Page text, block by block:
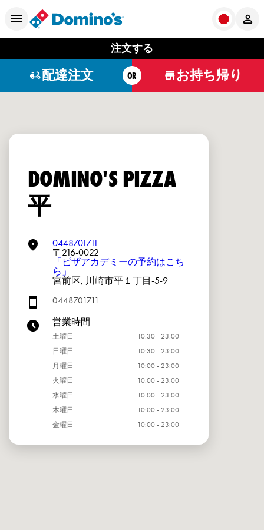
注文する
配達注文 OR お持ち帰り
DOMINO'S PIZZA
平
0448701711
〒216-0022
「ピザアカデミーの予約はこち
ら」
宮前区, 川崎市平１丁目-5-9
0448701711
営業時間
土曜日
10:30 - 23:00
日曜日
10:30 - 23:00
月曜日
10:00 - 23:00
火曜日
10:00 - 23:00
水曜日
10:00 - 23:00
木曜日
10:00 - 23:00
金曜日
10:00 - 23:00